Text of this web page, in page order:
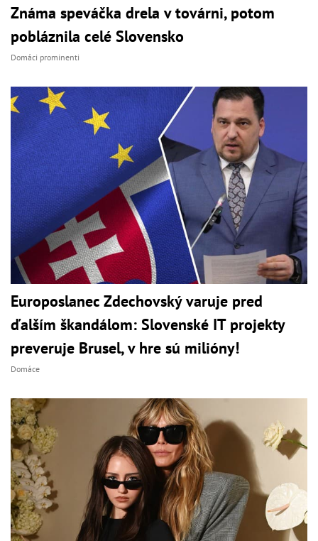
Známa speváčka drela v továrni, potom
pobláznila celé Slovensko
Domáci prominenti
Europoslanec Zdechovský varuje pred
ďalším škandálom: Slovenské IT projekty
preveruje Brusel, v hre sú milióny!
Domáce